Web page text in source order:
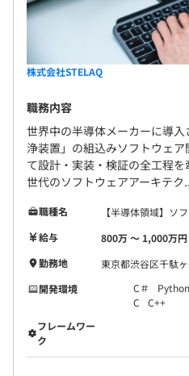
株式会社STELAQ
職務内容
世界中の半導体メーカーに導
浄装置」の組込みソフトウェ
て設計・実装・検証の全工程
世代のソフトウェアアーキテク
職種名
【半導体領域】ソ
給与
800万 〜 1,000万円
勤務地
東京都渋谷区千駄
開発環境
C＃
C
C++
フレームワー
ク